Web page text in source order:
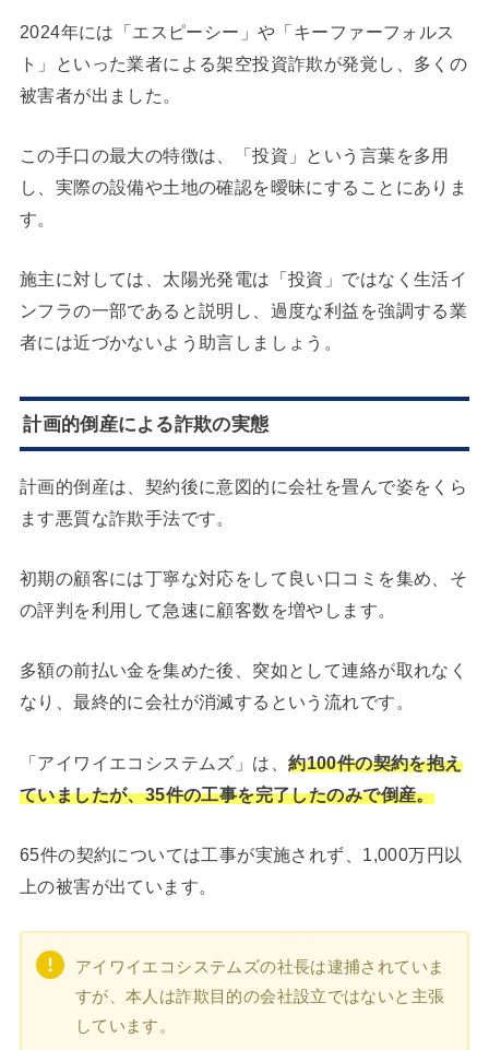
2024年には「エスピーシー」や「キーファーフォルス
ト」といった業者による架空投資詐欺が発覚し、多くの
被害者が出ました。
この手口の最大の特徴は、「投資」という言葉を多用
し、実際の設備や土地の確認を曖昧にすることにありま
す。
施主に対しては、太陽光発電は「投資」ではなく生活イ
ンフラの一部であると説明し、過度な利益を強調する業
者には近づかないよう助言しましょう。
計画的倒産による詐欺の実態
計画的倒産は、契約後に意図的に会社を畳んで姿をくら
ます悪質な詐欺手法です。
初期の顧客には丁寧な対応をして良い口コミを集め、そ
の評判を利用して急速に顧客数を増やします。
多額の前払い金を集めた後、突如として連絡が取れなく
なり、最終的に会社が消滅するという流れです。
「アイワイエコシステムズ」は、約100件の契約を抱え
ていましたが、35件の工事を完了したのみで倒産。
65件の契約については工事が実施されず、1,000万円以
上の被害が出ています。
アイワイエコシステムズの社長は逮捕されていま
すが、本人は詐欺目的の会社設立ではないと主張
しています。